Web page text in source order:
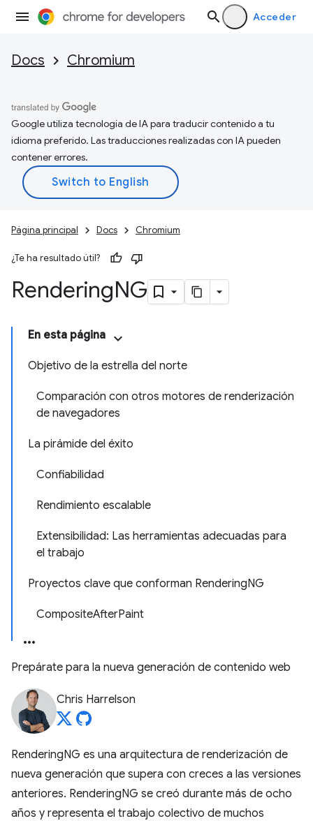
Acceder
Docs Chromium
Google utiliza tecnología de IA para traducir contenido a tu
idioma preferido. Las traducciones realizadas con IA pueden
contener errores.
Página principal Docs Chromium
¿Te ha resultado útil?
RenderingNG
En esta página
Objetivo de la estrella del norte
Comparación con otros motores de renderización
de navegadores
La pirámide del éxito
Confiabilidad
Rendimiento escalable
Extensibilidad: Las herramientas adecuadas para
el trabajo
Proyectos clave que conforman RenderingNG
CompositeAfterPaint
Prepárate para la nueva generación de contenido web
Chris Harrelson
RenderingNG es una arquitectura de renderización de
nueva generación que supera con creces a las versiones
anteriores. RenderingNG se creó durante más de ocho
años y representa el trabajo colectivo de muchos